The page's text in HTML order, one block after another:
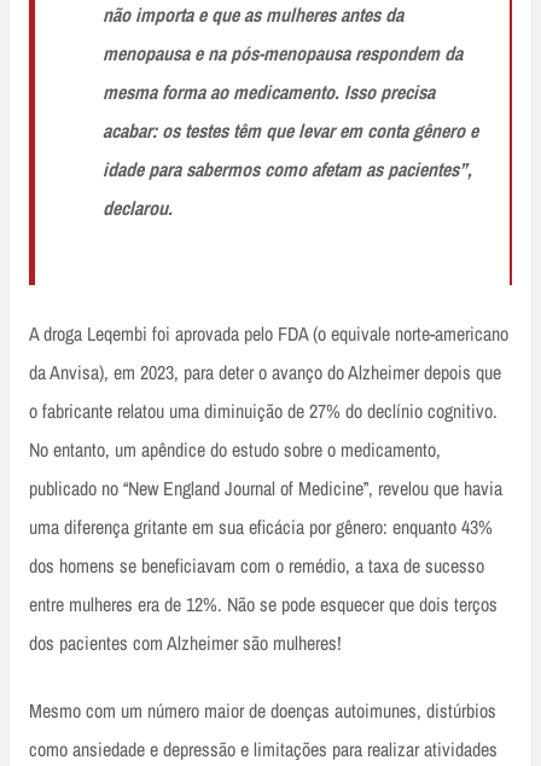
não importa e que as mulheres antes da
menopausa e na pós-menopausa respondem da
mesma forma ao medicamento. Isso precisa
acabar: os testes têm que levar em conta gênero e
idade para sabermos como afetam as pacientes”,
declarou.
A droga Leqembi foi aprovada pelo FDA (o equivale norte-americano
da Anvisa), em 2023, para deter o avanço do Alzheimer depois que
o fabricante relatou uma diminuição de 27% do declínio cognitivo.
No entanto, um apêndice do estudo sobre o medicamento,
publicado no “New England Journal of Medicine”, revelou que havia
uma diferença gritante em sua eficácia por gênero: enquanto 43%
dos homens se beneficiavam com o remédio, a taxa de sucesso
entre mulheres era de 12%. Não se pode esquecer que dois terços
dos pacientes com Alzheimer são mulheres!
Mesmo com um número maior de doenças autoimunes, distúrbios
como ansiedade e depressão e limitações para realizar atividades